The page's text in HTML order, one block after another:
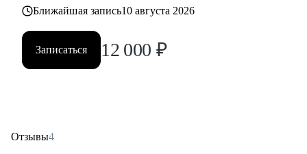
Ближайшая запись10 августа 2026
Записаться 12 000 ₽
Отзывы4